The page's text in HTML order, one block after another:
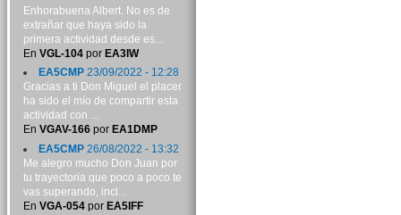
Enhorabuena Albert. No es de
extrañar que haya sido la
primera actividad desde es...
En VGL-104por EA3IW
EA5CMP23/09/2022 - 12:28
Gracias a ti Don Miguel el placer
ha sido el mío de compartir esta
actividad con ...
En VGAV-166por EA1DMP
EA5CMP26/08/2022 - 13:32
Me alegro mucho Don Juan por
tu trayectoria que poco a poco te
vas superando, incl...
En VGA-054por EA5IFF